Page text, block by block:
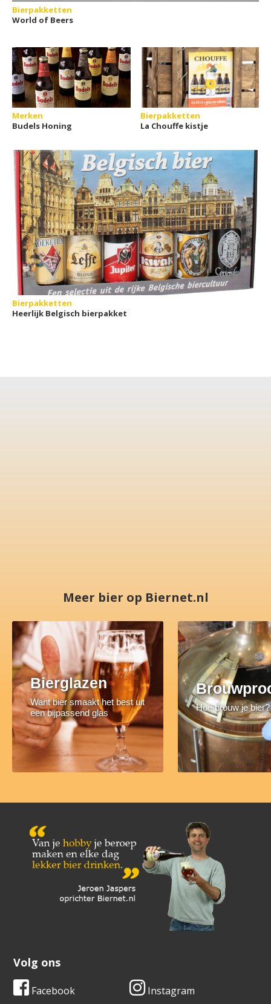
Bierpakketten
World of Beers
Merken
Budels Honing
Bierpakketten
La Chouffe kistje
Bierpakketten
Heerlijk Belgisch bierpakket
Meer bier op Biernet.nl
Bierglazen
Want bier smaakt het best uit
een bijpassend glas
Hoe brouw je bier?
Volg ons
Facebook Instagram